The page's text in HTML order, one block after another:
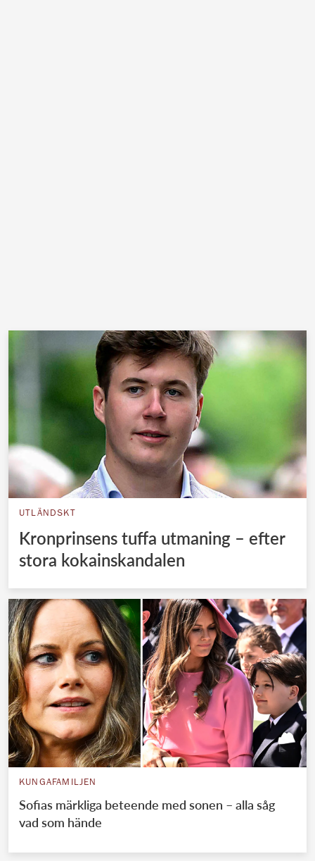
UTLÄNDSKT
Kronprinsens tuffa utmaning – efter
stora kokainskandalen
KUNGAFAMILJEN
Sofias märkliga beteende med sonen – alla såg
vad som hände